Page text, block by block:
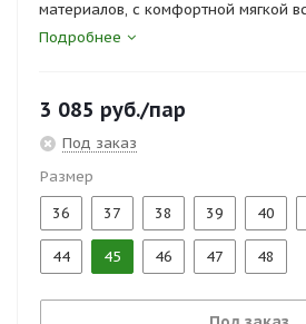
материалов, с комфортной мягкой
глухим противопылевым клапаном,
полиуретановая подошва (ПУ):
износоустойчивая,
47. Защитные свойства: Нс, Нм, З
Сертификты и госты:
ТР ТС 019/2011, ГОСТ 12.4.137-
Подробнее
3 085 руб./пар
Под заказ
Размер
36
37 38 39 40
44 45 46 47 48